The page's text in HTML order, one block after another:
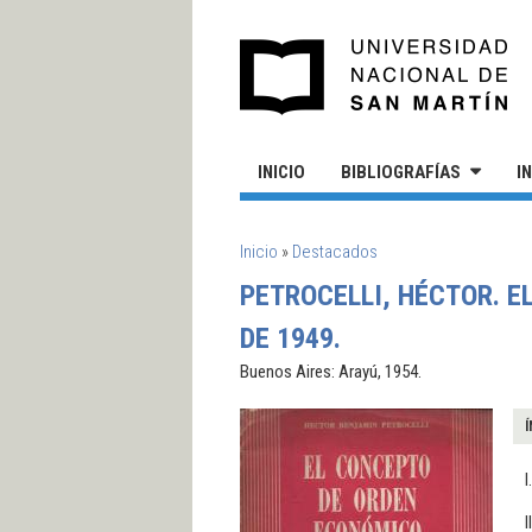
INICIO BIBLIOGRAFÍAS
SE ENCUENTRA USTED AQUÍ
Inicio » Destacados
PETROCELLI, HÉCTOR.
DE 1949.
Buenos Aires: Arayú, 1954.